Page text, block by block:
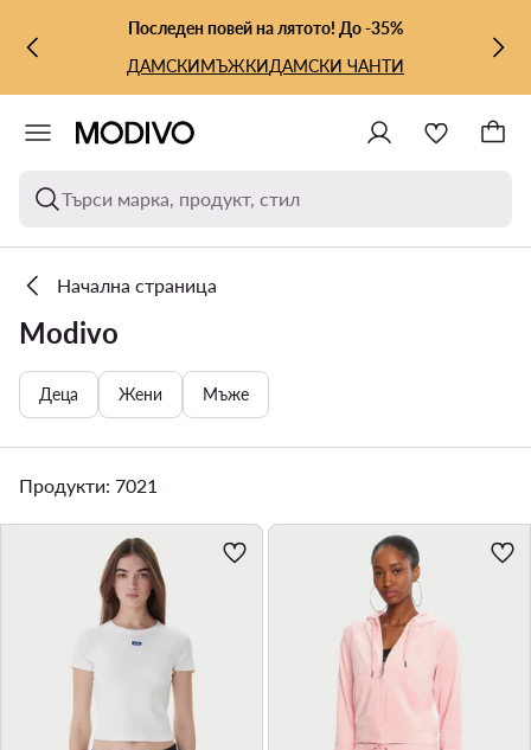
КЪМ ОСНОВНОТО СЪДЪРЖАНИЕ
КЪМ ТЪРСЕНЕПоследен повей на лятото! До -35%
ДАМСКИМЪЖКИДАМСКИ ЧАНТИ
Търси марка, продукт, стил
Начална страница
Modivo
Деца Жени Мъже
Продукти: 7021